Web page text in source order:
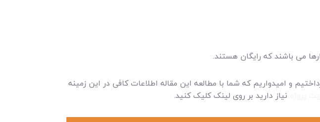
و امیدواریم که شما با مطالعه این مقاله اطلاعات کافی در این زمینه
نیاز دارید بر روی لینک کلیک کنید.